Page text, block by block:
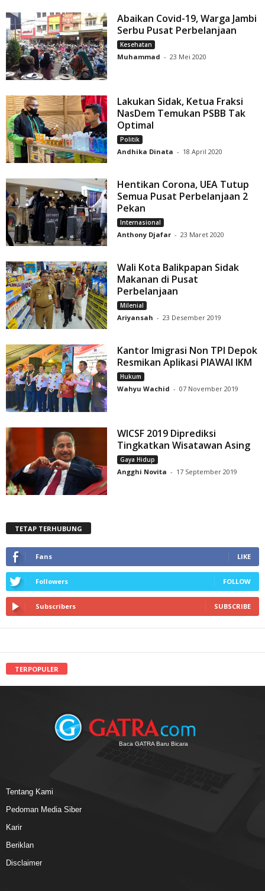
Abaikan Covid-19, Warga Jambi
Serbu Pusat Perbelanjaan
Kesehatan
Muhammad - 23 Mei 2020
Lakukan Sidak, Ketua Fraksi
NasDem Temukan PSBB Tak
Optimal
Politik
Andhika Dinata - 18 April 2020
Hentikan Corona, UEA Tutup
Semua Pusat Perbelanjaan 2
Pekan
Internasional
Anthony Djafar - 23 Maret 2020
Wali Kota Balikpapan Sidak
Makanan di Pusat
Perbelanjaan
Milenial
Ariyansah - 23 Desember 2019
Kantor Imigrasi Non TPI Depok
Resmikan Aplikasi PIAWAI IKM
Hukum
Wahyu Wachid - 07 November 2019
WICSF 2019 Diprediksi
Tingkatkan Wisatawan Asing
Gaya Hidup
Angghi Novita - 17 September 2019
TETAP TERHUBUNG
Fans LIKE
Followers FOLLOW
Subscribers SUBSCRIBE
TERPOPULER
Baca GATRA Baru Bicara
Tentang Kami
Pedoman Media Siber
Karir
Beriklan
Disclaimer